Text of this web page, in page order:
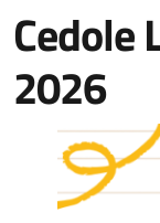
Cedole
2026